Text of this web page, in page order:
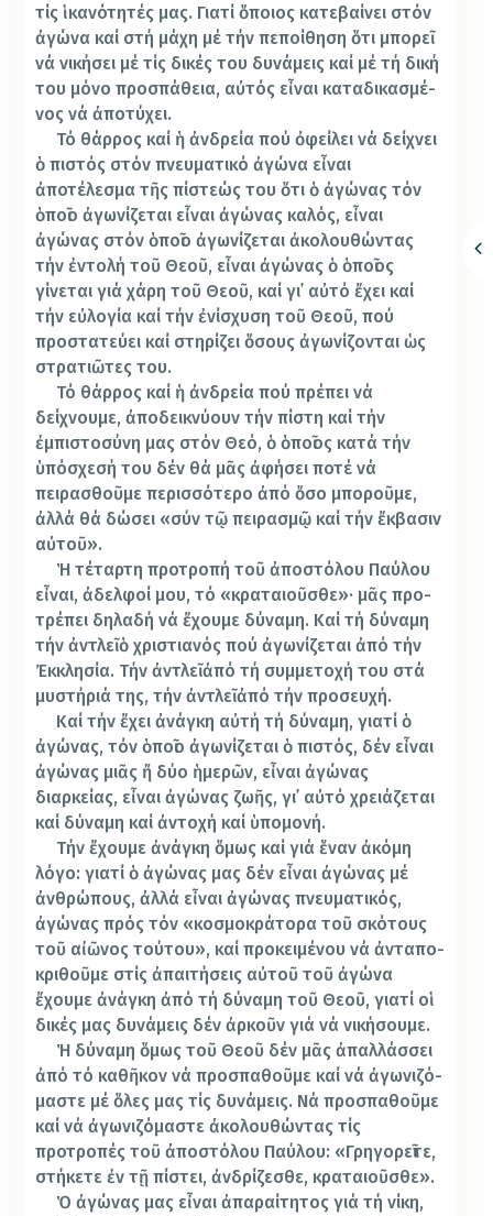
τίς ἱκανότητές μας. Για­τί ὅποιος κατεβαίνει στόν
ἀγώνα καί στή μάχη μέ τήν πεποίθηση ὅτι μπο­ρεῖ
νά νικήσει μέ τίς δι­κές του δυ­νάμεις καί μέ τή δική
του μόνο προ­σπά­θεια, αὐ­τός εἶ­ναι κα­ταδικασμέ­
νος νά ἀπο­­­τύχει.
Τό θάρρος καί ἡ ἀν­δρεία πού ὀφείλει νά δεί­χνει
ὁ πιστός στόν πνευματικό ἀγώ­­­να εἶ­ναι
ἀποτέλεσμα τῆς πί­στεώς του ὅτι ὁ ἀγώ­νας τόν
ὁποῖο ἀγωνίζεται εἶναι ἀγώνας καλός, εἶναι
ἀγώνας στόν ὁ­ποῖο ἀγωνί­ζεται ἀκο­λου­θώντας
τήν ἐν­τολή τοῦ Θεοῦ, εἶναι ἀγώ­­νας ὁ ὁποῖος
γίνεται γιά χάρη τοῦ Θεοῦ, καί γι᾽ αὐτό ἔχει καί
τήν εὐ­λογία καί τήν ἐνίσχυση τοῦ Θεοῦ, πού
προστα­τεύει καί στη­ρίζει ὅ­σους ἀγωνίζονται ὡς
στρατιῶτες του.
Τό θάρρος καί ἡ ἀν­δρεία πού πρέπει νά
δείχνουμε, ἀποδεικνύ­ουν τήν πίστη καί τήν
ἐμπιστοσύνη μας στόν Θεό, ὁ ὁποῖος κατά τήν
ὑπό­σχε­σή του δέν θά μᾶς ἀφή­σει ποτέ νά
πειρασθοῦμε πε­ρισ­σό­τε­ρο ἀπό ὅσο μπο­ροῦ­με,
ἀλλά θά δώσει «σύν τῷ πειρασμῷ καί τήν ἔκ­βα­σιν
αὐτοῦ».
Ἡ τέταρτη προτροπή τοῦ ἀπο­στόλου Παύλου
εἶ­ναι, ἀδελφοί μου, τό «κραταιοῦσθε»· μᾶς προ­
τρέπει δηλαδή νά ἔχουμε δύναμη. Καί τή δύ­ναμη
τήν ἀντλεῖ ὁ χρι­στι­α­νός πού ἀγω­νί­ζεται ἀπό τήν
Ἐκκλη­σία. Τήν ἀν­τλεῖ ἀπό τή συμμετοχή του στά
μυ­στήριά της, τήν ἀντλεῖ ἀπό τήν προσευχή.
Καί τήν ἔχει ἀνάγκη αὐτή τή δύναμη, γιατί ὁ
ἀγώνας, τόν ὁποῖο ἀγω­­νίζεται ὁ πιστός, δέν εἶναι
ἀγώνας μιᾶς ἤ δύο ἡμερῶν, εἶναι ἀγώνας
διαρκείας, εἶ­ναι ἀγώνας ζωῆς, γι᾽ αὐτό χρειάζεται
καί δύ­ναμη καί ἀντοχή καί ὑπομονή.
Τήν ἔχουμε ἀνάγκη ὅμως καί γιά ἕναν ἀκό­μη
λόγο: γιατί ὁ ἀγώ­νας μας δέν εἶναι ἀγώ­νας μέ
ἀνθρώ­πους, ἀλ­λά εἶναι ἀγώνας πνευ­ματικός,
ἀγώνας πρός τόν «κοσμοκράτορα τοῦ σκό­τους
τοῦ αἰῶνος τού­του», καί προκειμέ­νου νά ἀντα­πο­
κρι­θοῦμε στίς ἀπαιτήσεις α­ὐ­τοῦ τοῦ ἀγώνα
ἔχουμε ἀνά­γκη ἀπό τή δύναμη τοῦ Θεοῦ, γιατί οἱ
δικές μας δυνάμεις δέν ἀρκοῦν γιά νά νικήσουμε.
Ἡ δύναμη ὅμως τοῦ Θεοῦ δέν μᾶς ἀπαλ­λάσ­σει
ἀπό τό καθῆκον νά προ­σπαθοῦμε καί νά ἀγωνιζό­
μα­στε μέ ὅλες μας τίς δυ­νά­μεις. Νά προσπαθοῦμε
καί νά ἀγω­­νιζόμαστε ἀκο­λου­θώντας τίς
προτροπές τοῦ ἀποστόλου Παύ­λου: «Γρη­γορεῖτε,
στή­κετε ἐν τῇ πί­στει, ἀν­δρίζεσθε, κρα­ται­οῦ­σθε».
Ὁ ἀγώνας μας εἶναι ἀπαραίτητος γιά τή νί­κη,